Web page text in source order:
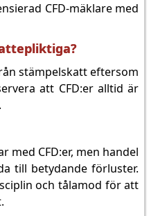
CFD-mäklare med
stämpelskatt eftersom
att CFD:er alltid är
med CFD:er, men handel
till betydande förluster.
och tålamod för att